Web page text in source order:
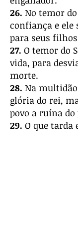
26. No temor
confiança e ele
para seus
27. O temor do
vida, para
morte.
28. Na
glória do rei,
povo a ruína
29. O que tarda